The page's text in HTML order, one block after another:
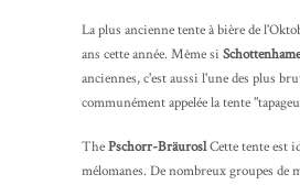
La plus ancienne tente à bière de
ans cette année. Même si
anciennes, c'est aussi l'une des plus
communément appelée la tente
ThePschorr-BräuroslCette tente est
mélomanes. De nombreux groupes de